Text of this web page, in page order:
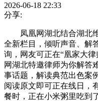
2026-06-18 22:33
分享:
凤凰网湖北结合湖北维
全新栏目，倾听声音、解
询，网友可正在“凰家大
网湖北特邀律师为你解答
事话题，解读典范出色案
阅读原文即可正在线日，
餐时，正在小米粥里吃到